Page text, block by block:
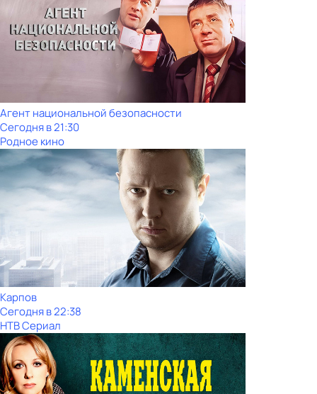
Агент национальной безопасности
Сегодня в 21:30
Родное кино
Карпов
Сегодня в 22:38
НТВ Сериал